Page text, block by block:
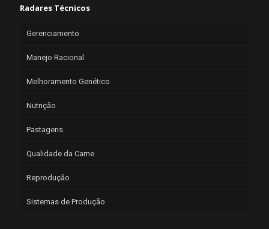
Radares Técnicos
Gerenciamento
Manejo Racional
Melhoramento Genético
Nutrição
Pastagens
Qualidade da Carne
Reprodução
Sistemas de Produção